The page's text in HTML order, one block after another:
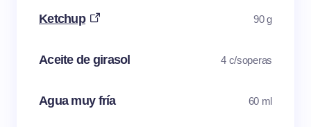
Ketchup 90 g
Aceite de girasol 4 c/soperas
Agua muy fría 60 ml